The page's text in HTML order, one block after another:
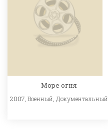
Море огня
2007, Военный Документальный